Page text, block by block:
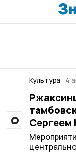
Культура 4
Сергеем